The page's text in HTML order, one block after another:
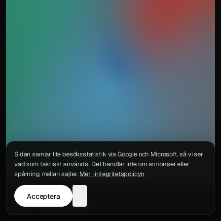
IntegritetspolicyKontakt
Sidan samlar lite besöksstatistik via Google och Microsoft, så vi ser
vad som faktiskt används. Det handlar inte om annonser eller
spårning mellan sajter. Mer i integritetspolicyn
Acceptera neka